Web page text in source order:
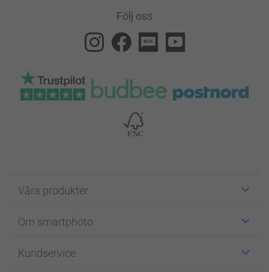
Följ oss
Våra produkter
Fotokort
Fotoböcker
Om smartphoto
För affiliates
Kundservice